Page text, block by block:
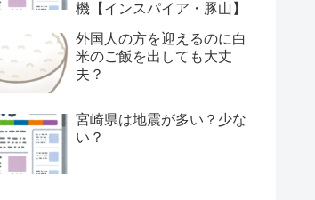
機【インスパイア・豚山】
外国人の方を迎えるのに白
米のご飯を出しても大丈
夫？
宮崎県は地震が多い？少な
い？